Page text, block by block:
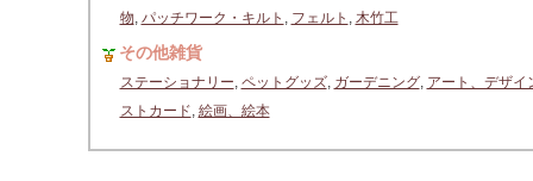
物, パッチワーク・キルト , フェルト , 木竹工
その他雑貨
ステーショナリー, ペットグッズ, ガーデニング, アート、デザイ
ストカード, 絵画、絵本